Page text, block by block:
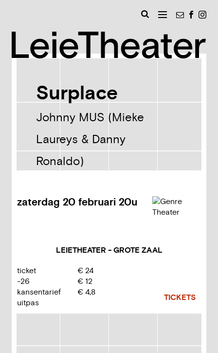
MENU
Surplace
Johnny MUS (Mieke
Laureys & Danny
Ronaldo)
zaterdag 20 februari 20u
LEIETHEATER - GROTE ZAAL
ticket € 24
-26
€ 12
kansentarief
uitpas
€ 4,8
TICKETS